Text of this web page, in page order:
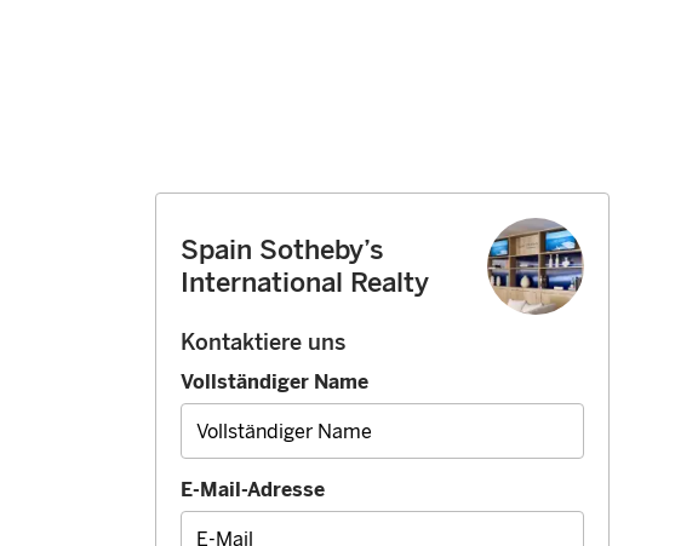
Spain Sotheby’s
International Realty
Kontaktiere uns
Vollständiger Name
E-Mail-Adresse